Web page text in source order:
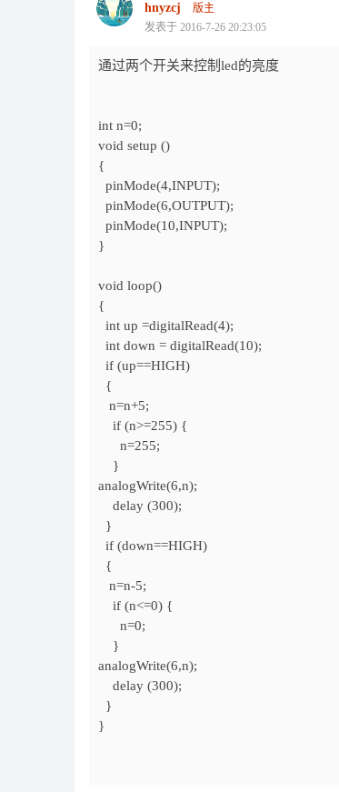
hnyzcj
版主
发表于 2016-7-26 20:23:05
通过两个开关来控制led的亮度
int n=0;
void setup ()
{
pinMode(4,INPUT);
pinMode(6,OUTPUT);
pinMode(10,INPUT);
}
void loop()
{
int up =digitalRead(4);
int down = digitalRead(10);
if (up==HIGH)
{
n=n+5;
if (n>=255) {
n=255;
}
analogWrite(6,n);
delay (300);
}
if (down==HIGH)
{
n=n-5;
if (n<=0) {
n=0;
}
analogWrite(6,n);
delay (300);
}
}